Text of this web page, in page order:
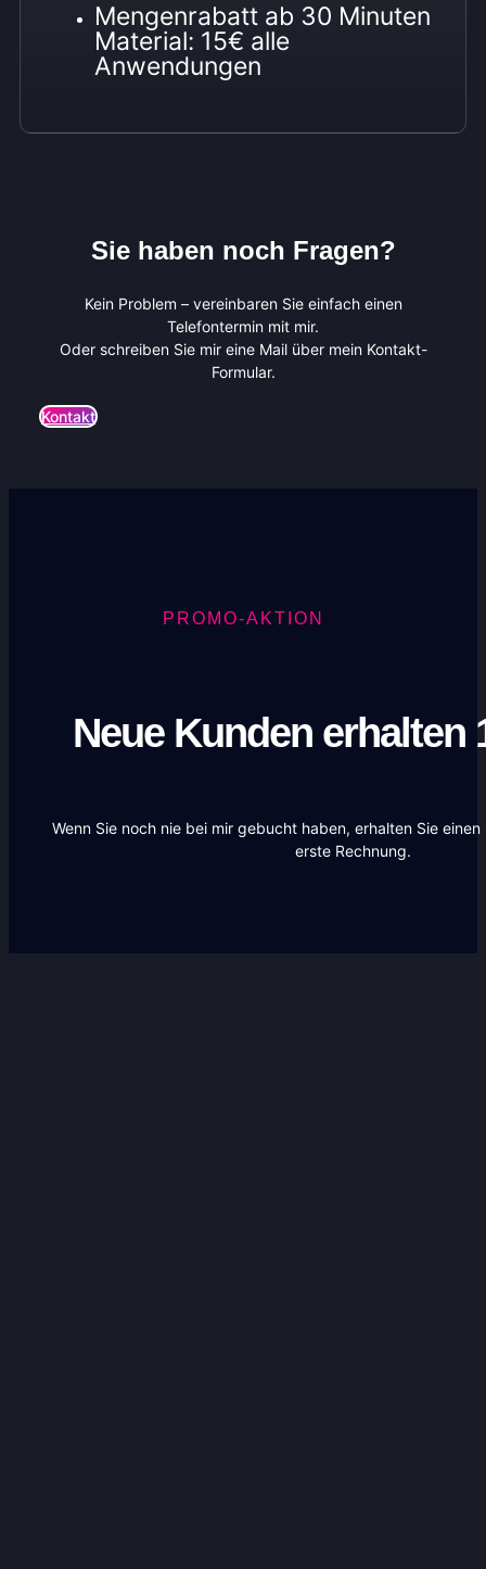
Mengenrabatt ab 30 Minuten
Material: 15€ alle
Anwendungen
Sie haben noch Fragen?
Kein Problem – vereinbaren Sie einfach einen
Telefontermin mit mir.
Oder schreiben Sie mir eine Mail über mein Kontakt-
Formular.
Kontakt
PROMO-AKTION
Neue Kunden erhalten
Wenn Sie noch nie bei mir gebucht haben, erhalten Sie
erste Rechnung.